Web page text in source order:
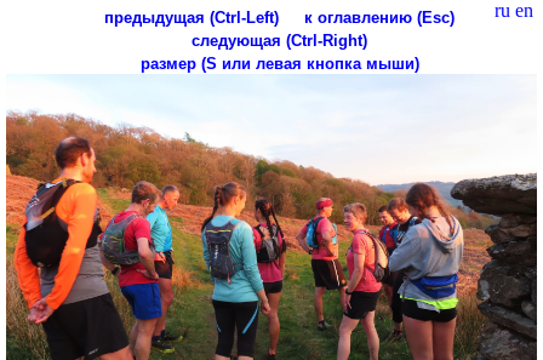
ru en
предыдущая (Ctrl-Left)
к оглавлению (Esc)
следующая (Ctrl-Right)
размер (S или левая кнопка мыши)